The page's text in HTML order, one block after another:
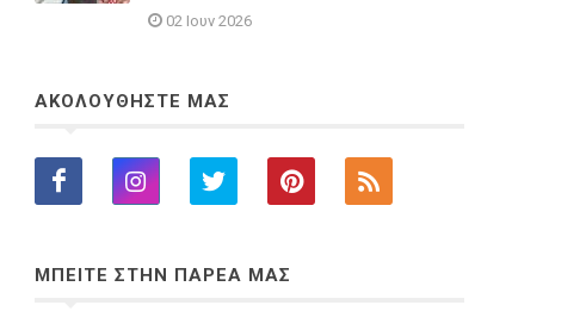
02 Ιουν 2026
ΑΚΟΛΟΥΘΗΣΤΕ ΜΑΣ
ΜΠΕΙΤΕ ΣΤΗΝ ΠΑΡΕΑ ΜΑΣ